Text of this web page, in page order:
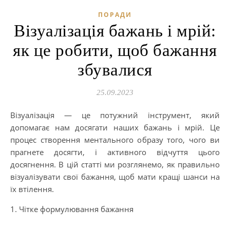
ПОРАДИ
Візуалізація бажань і мрій:
як це робити, щоб бажання
збувалися
25.09.2023
Візуалізація — це потужний інструмент, який
допомагає нам досягати наших бажань і мрій. Це
процес створення ментального образу того, чого ви
прагнете досягти, і активного відчуття цього
досягнення. В цій статті ми розглянемо, як правильно
візуалізувати свої бажання, щоб мати кращі шанси на
їх втілення.
1. Чітке формулювання бажання